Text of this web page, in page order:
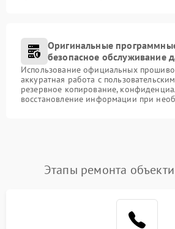
Оригинальные
безопасное обслуживание
Использование официальных
аккуратная работа с
резервное копирование,
восстановление информации при
Этапы ремонта